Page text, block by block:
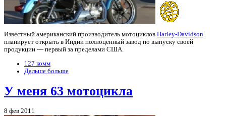
Известный американский производитель мотоциклов Harley-Davidson
планирует открыть в Индии полноценный завод по выпуску своей
продукции — первый за пределами США.
127 комм
Дальше больше
У меня 63 мотоцикла
8 фев 2011